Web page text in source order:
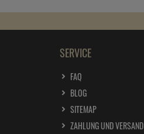
SERVICE
FAQ
BLOG
SITEMAP
ZAHLUNG UND VERSAND